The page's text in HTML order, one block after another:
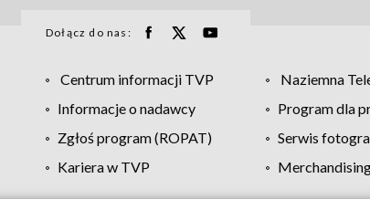
Dołącz do nas:
Centrum informacji TVP Naziemna
Informacje o nadawcy
Program dla
Zgłoś program (ROPAT)
Serwis
Kariera w TVP